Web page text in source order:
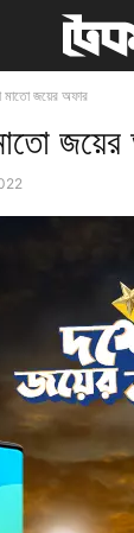
মাতো জয়ের অফার